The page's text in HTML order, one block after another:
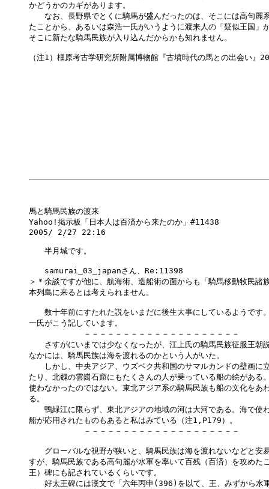
かどうかのカギがあります。
なお、長野県でとくに騎馬が盛んだったのは、そこには高句麗
たことから、あるいは森浩一氏がいうように渡来人の「疑似王国」
そこに新たな騎馬民族が入り込んだからかも知れません。
（注1）橿原考古学研究所附属博物館『古墳時代の馬との出会い』
馬と騎馬民族の渡来
Yahoo!掲示板「日本人は百済から来たのか」#11438
2005/ 2/27 22:16
半月城です。
samurai_03_japanさん、Re:11398
＞＊余談ですが他に、航海術、造船術の面からも「騎馬移動牧民諸
本列島に来るとは考えられません。
数十年前にすたれた説をいまだに後生大事にしているようです
一氏がこう記しています。
－－－－－－－－－－－－－－－－－－－－
さすがにいまでは少なくなったが、江上氏の騎馬民族征服王朝
なかには、騎馬民族は海を渡れるのかという人がいた。
しかし、中央アジア、ウズベク共和国のサマルカンドの壁画に
たり、北魏の雲崗石窟にもたくさんの人が乗っている船の絵がある
使わなかったのではない。東北アジア系の騎馬民族も船の文化をあ
る。
鴨緑江に限らず、東北アジアの地域の河は大河である。海で使
船が応用されたものもあると私はみている（注1,P179）。
－－－－－－－－－－－－－－－－－－－－
グローバルな視野が狭いと、騎馬民族は海を渡れないなどと安
すが、騎馬民族である高句麗が水軍を率いて百残（百済）を攻めた
王）碑にも記されているくらいです。
好太王碑には漢文で「六年丙申(396)を以て、王、みずから水